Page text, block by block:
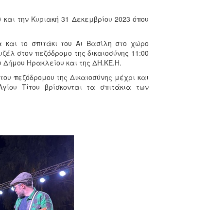
την Κυριακή 31 Δεκεμβρίου 2023 όπου
το σπιτάκι του Άι Βασίλη στο χώρο
στον πεζόδρομο της δικαιοσύνης 11:00
Δήμου Ηρακλείου και της ΔΗ.ΚΕ.Η.
πεζόδρομου της Δικαιοσύνης μέχρι και
Τίτου βρίσκονται τα σπιτάκια των